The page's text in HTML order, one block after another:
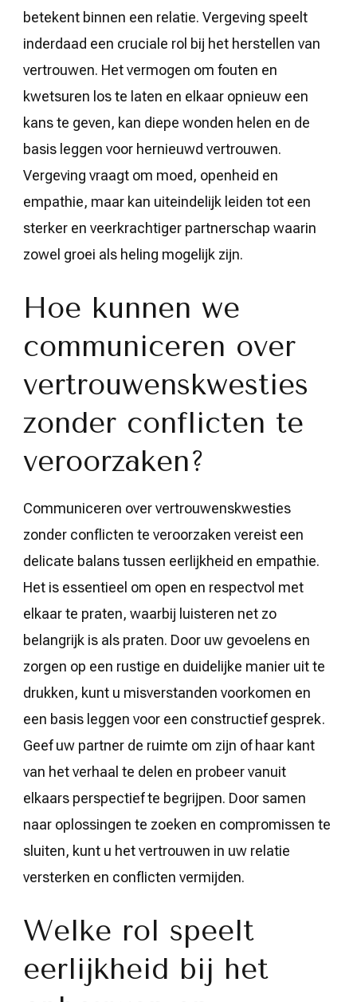
betekent binnen een relatie. Vergeving speelt
inderdaad een cruciale rol bij het herstellen van
vertrouwen. Het vermogen om fouten en
kwetsuren los te laten en elkaar opnieuw een
kans te geven, kan diepe wonden helen en de
basis leggen voor hernieuwd vertrouwen.
Vergeving vraagt om moed, openheid en
empathie, maar kan uiteindelijk leiden tot een
sterker en veerkrachtiger partnerschap waarin
zowel groei als heling mogelijk zijn.
Hoe kunnen we
communiceren over
vertrouwenskwesties
zonder conflicten te
veroorzaken?
Communiceren over vertrouwenskwesties
zonder conflicten te veroorzaken vereist een
delicate balans tussen eerlijkheid en empathie.
Het is essentieel om open en respectvol met
elkaar te praten, waarbij luisteren net zo
belangrijk is als praten. Door uw gevoelens en
zorgen op een rustige en duidelijke manier uit te
drukken, kunt u misverstanden voorkomen en
een basis leggen voor een constructief gesprek.
Geef uw partner de ruimte om zijn of haar kant
van het verhaal te delen en probeer vanuit
elkaars perspectief te begrijpen. Door samen
naar oplossingen te zoeken en compromissen te
sluiten, kunt u het vertrouwen in uw relatie
versterken en conflicten vermijden.
Welke rol speelt
eerlijkheid bij het